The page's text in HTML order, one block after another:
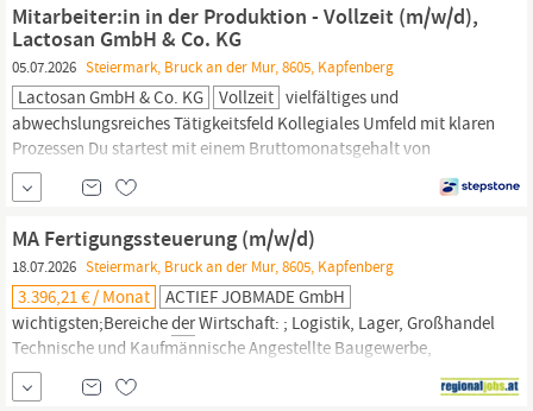
Mitarbeiter:in in der Produktion - Vollzeit (m/w/d),
Lactosan GmbH & Co. KG
05.07.2026 Steiermark, Bruck an der Mur, 8605, Kapfenberg
Lactosan GmbH & Co. KG Vollzeit vielfältiges und
abwechslungsreiches Tätigkeitsfeld Kollegiales Umfeld mit klaren
Prozessen Du startest mit einem Bruttomonatsgehalt von
mindestens € 2.420,- bis € 3.000,- (40 Stunden / Woche). Dein
tatsächliches Gehalt hängt von deiner Qualifikation und
Berufserfahrung ab. JOKR1 AT, Ohne Berufserfahrung,
Produktion|
MA Fertigungssteuerung (m/w/d)
18.07.2026 Steiermark, Bruck an der Mur, 8605, Kapfenberg
3.396,21 € / Monat
ACTIEF JOBMADE GmbH
wichtigsten;BereichederWirtschaft: ; Logistik, Lager, Großhandel
Technische und Kaufmännische Angestellte Baugewerbe,
Bauindustrie Handwerk, Gewerbe Elektrogewerbe,
Elektronikindustrie
und Schichtarbeit Metallwaren-